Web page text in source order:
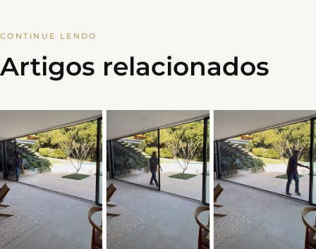
CONTINUE LENDO
Artigos relacionados